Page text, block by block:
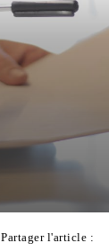
Partager l'article :